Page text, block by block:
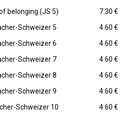
belonging (JS 5)
7.30 €
Schweizer 5
4.60 €
Schweizer 6
4.60 €
Schweizer 7
4.60 €
Schweizer 8
4.60 €
Schweizer 9
4.60 €
Schweizer 10
4.60 €